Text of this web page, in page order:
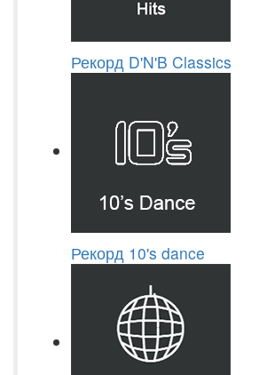
Рекорд D'N'B Classics
Рекорд 10's dance